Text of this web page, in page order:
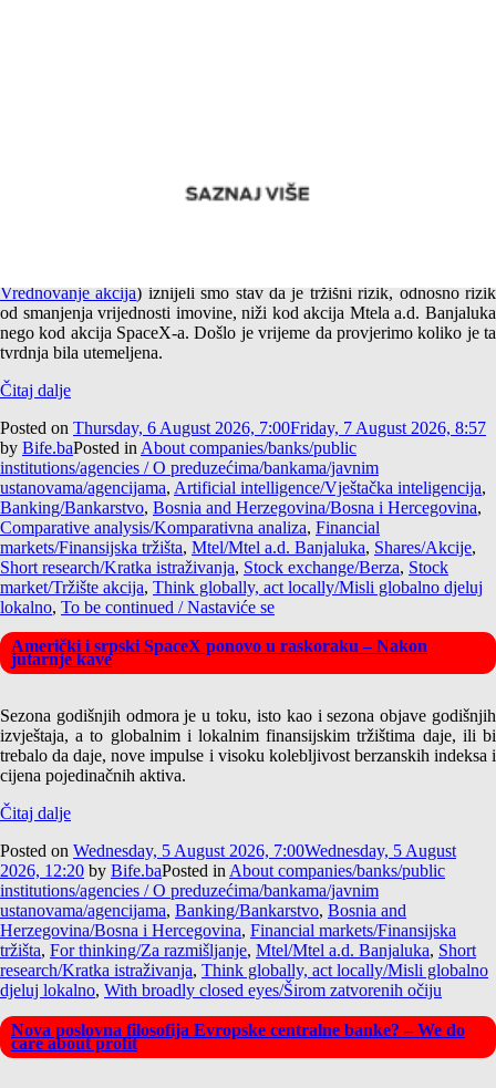
Empirijska potvrda različitog tržišnog rizika akcija Mtela a.d.
Vrednovanje akcija) iznijeli smo stav da je tržišni rizik, odnosno rizik
od smanjenja vrijednosti imovine, niži kod akcija Mtela a.d. Banjaluka
nego kod akcija SpaceX-a. Došlo je vrijeme da provjerimo koliko je ta
tvrdnja bila utemeljena.
Čitaj dalje
Posted on Thursday, 6 August 2026, 7:00Friday, 7 August 2026, 8:57
by Bife.baPosted in About companies/banks/public
institutions/agencies / O preduzećima/bankama/javnim
ustanovama/agencijama, Artificial intelligence/Vještačka inteligencija,
Banking/Bankarstvo, Bosnia and Herzegovina/Bosna i Hercegovina,
Comparative analysis/Komparativna analiza, Financial
markets/Finansijska tržišta, Mtel/Mtel a.d. Banjaluka, Shares/Akcije,
Short research/Kratka istraživanja, Stock exchange/Berza, Stock
market/Tržište akcija, Think globally, act locally/Misli globalno djeluj
lokalno, To be continued / Nastaviće se
Američki i srpski SpaceX ponovo u raskoraku – Nakon
jutarnje kave
Sezona godišnjih odmora je u toku, isto kao i sezona objave godišnjih
izvještaja, a to globalnim i lokalnim finansijskim tržištima daje, ili bi
trebalo da daje, nove impulse i visoku kolebljivost berzanskih indeksa i
cijena pojedinačnih aktiva.
Čitaj dalje
Posted on Wednesday, 5 August 2026, 7:00Wednesday, 5 August
2026, 12:20 by Bife.baPosted inAbout companies/banks/public
institutions/agencies / O preduzećima/bankama/javnim
ustanovama/agencijama, Banking/Bankarstvo, Bosnia and
Herzegovina/Bosna i Hercegovina, Financial markets/Finansijska
tržišta, For thinking/Za razmišljanje, Mtel/Mtel a.d. Banjaluka, Short
research/Kratka istraživanja, Think globally, act locally/Misli globalno
djeluj lokalno, With broadly closed eyes/Širom zatvorenih očiju
Nova poslovna filosofija Evropske centralne banke? – We do
care about profit